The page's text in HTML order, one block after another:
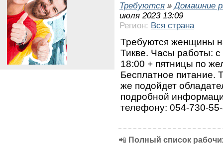
Требуются »Домашние
июля 2023 13:09
Регион: Вся страна
Требуются женщины
Тикве. Часы работы:
18:00 + пятницы по
Бесплатное питание.
же подойдет
подробной
телефону: 054-730-
📲 Полный список